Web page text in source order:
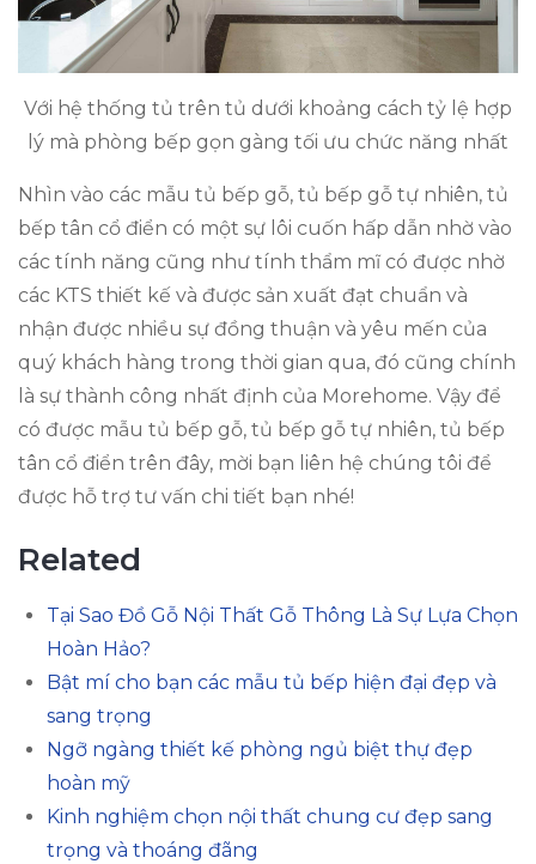
Với hệ thống tủ trên tủ dưới khoảng cách tỷ lệ hợp
lý mà phòng bếp gọn gàng tối ưu chức năng nhất
Nhìn vào các mẫu tủ bếp gỗ, tủ bếp gỗ tự nhiên, tủ
bếp tân cổ điển có một sự lôi cuốn hấp dẫn nhờ vào
các tính năng cũng như tính thẩm mĩ có được nhờ
các KTS thiết kế và được sản xuất đạt chuẩn và
nhận được nhiều sự đồng thuận và yêu mến của
quý khách hàng trong thời gian qua, đó cũng chính
là sự thành công nhất định của Morehome. Vậy để
có được mẫu tủ bếp gỗ, tủ bếp gỗ tự nhiên, tủ bếp
tân cổ điển trên đây, mời bạn liên hệ chúng tôi để
được hỗ trợ tư vấn chi tiết bạn nhé!
Related
Tại Sao Đồ Gỗ Nội Thất Gỗ Thông Là Sự Lựa Chọn
Hoàn Hảo?
Bật mí cho bạn các mẫu tủ bếp hiện đại đẹp và
sang trọng
Ngỡ ngàng thiết kế phòng ngủ biệt thự đẹp
hoàn mỹ
Kinh nghiệm chọn nội thất chung cư đẹp sang
trọng và thoáng đãng